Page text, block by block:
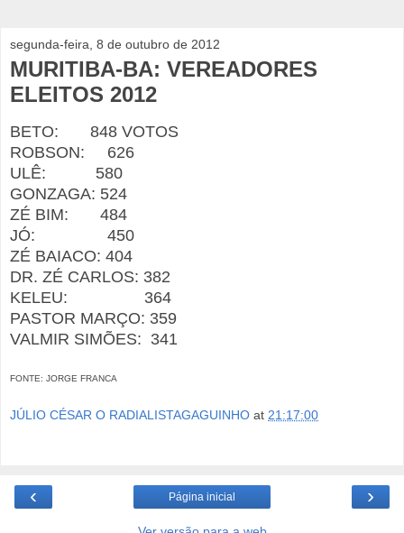
segunda-feira, 8 de outubro de 2012
MURITIBA-BA: VEREADORES
ELEITOS 2012
BETO: 848 VOTOS
ROBSON: 626
ULÊ: 580
GONZAGA: 524
ZÉ BIM: 484
JÓ: 450
ZÉ BAIACO: 404
DR. ZÉ CARLOS: 382
KELEU: 364
PASTOR MARÇO: 359
VALMIR SIMÕES: 341
FONTE: JORGE FRANCA
JÚLIO CÉSAR O RADIALISTAGAGUINHO at 21:17:00
‹ ›
Página inicial